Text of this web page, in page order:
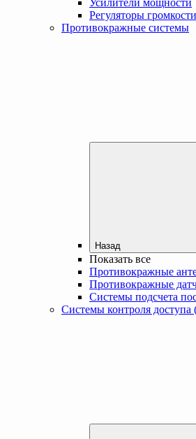
Усилители мощности
Регуляторы громкости
Противокражные системы
Назад
Показать все
Противокражные
Противокражные
Системы подсчета
Системы контроля